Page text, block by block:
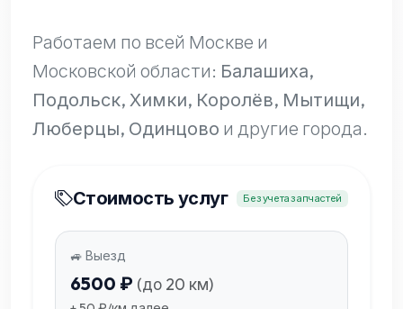
Работаем по всей Москве и
Московской области: Балашиха,
Подольск, Химки, Королёв, Мытищи,
Люберцы, Одинцово и другие города.
Стоимость услуг Без учета запчастей
🚙 Выезд
6500 ₽ (до 20 км)